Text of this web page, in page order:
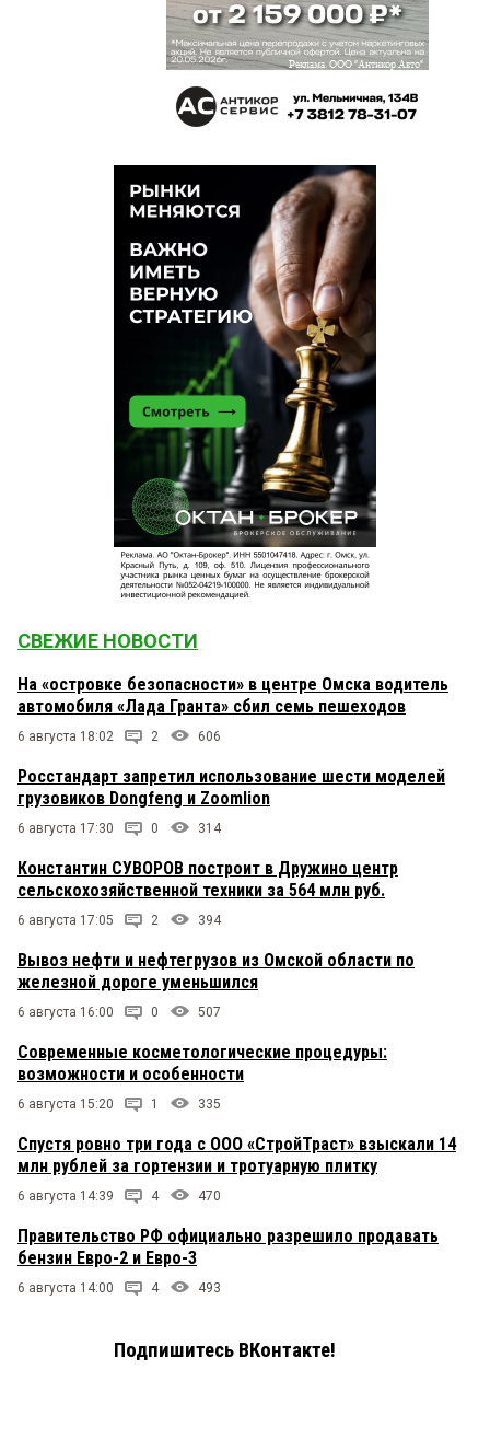
СВЕЖИЕ НОВОСТИ
На «островке безопасности» в центре Омска водитель
автомобиля «Лада Гранта» сбил семь пешеходов
6 августа 18:02 2 606
Росстандарт запретил использование шести моделей
грузовиков Dongfeng и Zoomlion
6 августа 17:30 0 314
Константин СУВОРОВ построит в Дружино центр
сельскохозяйственной техники за 564 млн руб.
6 августа 17:05 2 394
Вывоз нефти и нефтегрузов из Омской области по
железной дороге уменьшился
6 августа 16:00 0 507
Современные косметологические процедуры:
возможности и особенности
6 августа 15:20 1 335
Спустя ровно три года с ООО «СтройТраст» взыскали 14
млн рублей за гортензии и тротуарную плитку
6 августа 14:39 4 470
Правительство РФ официально разрешило продавать
бензин Евро-2 и Евро-3
6 августа 14:00 4 493
Подпишитесь ВКонтакте!